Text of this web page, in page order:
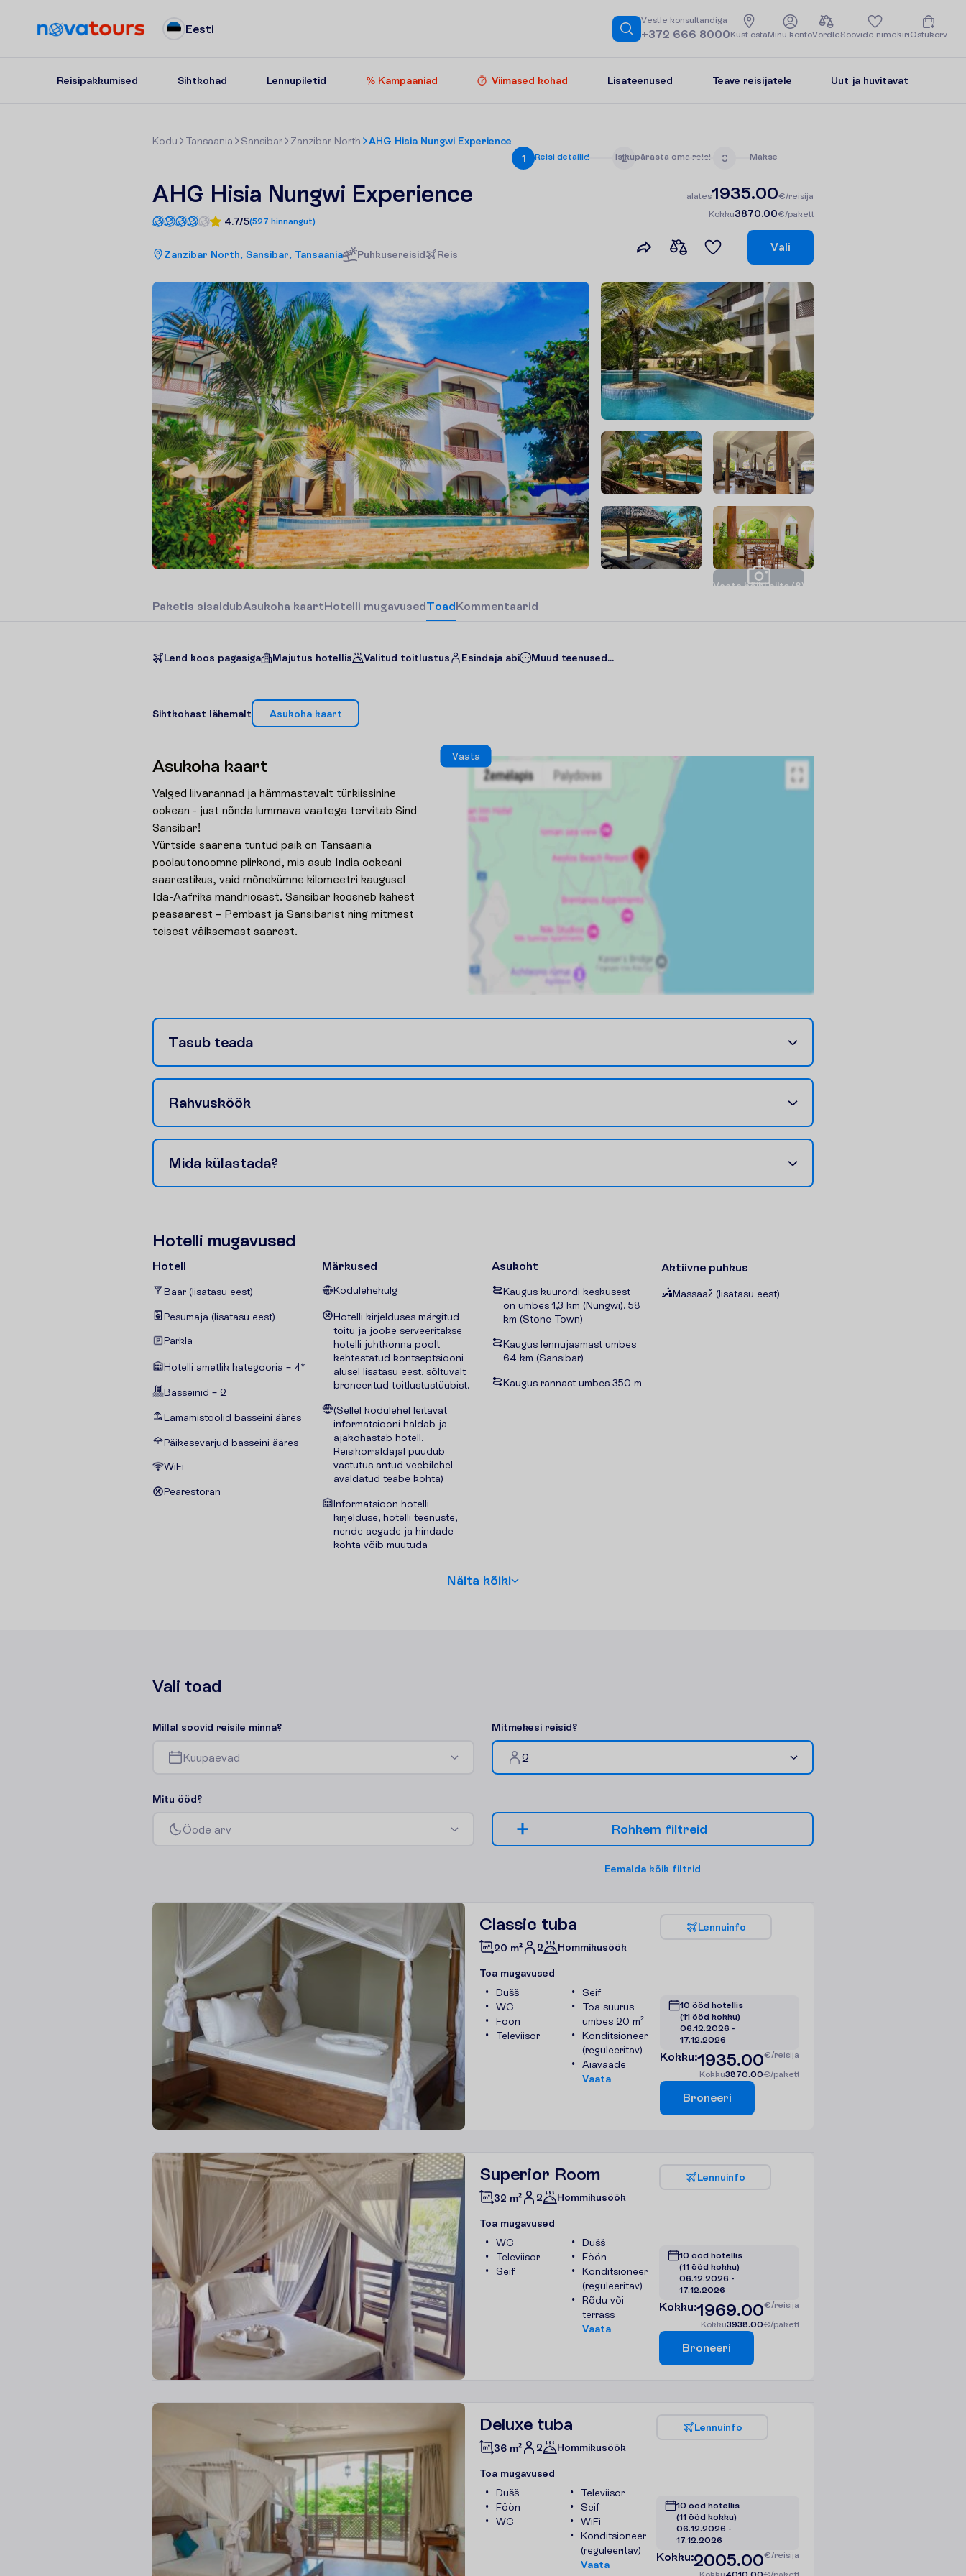
Eesti
Vestle konsultandiga
+372 666 8000Kust ostaMinu kontoVõrdleSoovide nimekiriOstukorv
Reisipakkumised Sihtkohad Lennupiletid % Kampaaniad Viimased kohad Lisateenused Teave reisijatele Uut ja huvitavat
Kodu Tansaania Sansibar Zanzibar North
AHG Hisia Nungwi Experience
1
Reisi detailid 2
Isikupärasta oma reisi 3 Makse
AHG Hisia Nungwi Experience
4.7/5(527 hinnangut)
Zanzibar North, Sansibar, Tansaania Puhkusereisid Reis
alates1935.00€/reisija
Kokku3870.00€/pakett
Vali
Vaata kõiki pilte (8)
Paketis sisaldubAsukoha kaartHotelli mugavusedToadKommentaarid
Lend koos pagasiga Majutus hotellis Valitud toitlustus Esindaja abi Muud teenused...
Sihtkohast lähemalt Asukoha kaart
Asukoha kaart
Valged liivarannad ja hämmastavalt türkiissinine
ookean - just nõnda lummava vaatega tervitab Sind
Sansibar!
Vürtside saarena tuntud paik on Tansaania
poolautonoomne piirkond, mis asub India ookeani
saarestikus, vaid mõnekümne kilomeetri kaugusel
Ida-Aafrika mandriosast. Sansibar koosneb kahest
peasaarest – Pembast ja Sansibarist ning mitmest
teisest väiksemast saarest.
Vaata
Tasub teada
Rahvusköök
Mida külastada?
Hotelli mugavused
Hotell
Baar (lisatasu eest)
Pesumaja (lisatasu eest)
Parkla
Hotelli ametlik kategooria – 4*
Basseinid – 2
Lamamistoolid basseini ääres
Päikesevarjud basseini ääres
WiFi
Pearestoran
Märkused
Kodulehekülg
Hotelli kirjelduses märgitud
toitu ja jooke serveeritakse
hotelli juhtkonna poolt
kehtestatud kontseptsiooni
alusel lisatasu eest, sõltuvalt
broneeritud toitlustustüübist.
(Sellel kodulehel leitavat
informatsiooni haldab ja
ajakohastab hotell.
Reisikorraldajal puudub
vastutus antud veebilehel
avaldatud teabe kohta)
Informatsioon hotelli
kirjelduse, hotelli teenuste,
nende aegade ja hindade
kohta võib muutuda
Asukoht
Kaugus kuurordi keskusest
on umbes 1,3 km (Nungwi), 58
km (Stone Town)
Kaugus lennujaamast umbes
64 km (Sansibar)
Kaugus rannast umbes 350 m
Aktiivne puhkus
Massaaž (lisatasu eest)
Näita kõiki
Vali toad
Millal soovid reisile minna?
Kuupäevad
Mitmekesi reisid?
2
Mitu ööd?
Ööde arv Rohkem filtreid
Eemalda kõik filtrid
Classic tuba
20 m² 2 Hommikusöök
Toa mugavused
Dušš
WC
Föön
Televiisor
Seif
Toa suurus
umbes 20 m²
Konditsioneer
(reguleeritav)
Aiavaade
Vaata
10 ööd hotellis
(11 ööd kokku)
06.12.2026 -
17.12.2026
Kokku:1935.00€/reisija
Kokku3870.00€/pakett
Lennuinfo
Broneeri
Superior Room
32 m² 2 Hommikusöök
Toa mugavused
WC
Televiisor
Seif
Dušš
Föön
Konditsioneer
(reguleeritav)
Rõdu või
terrass
Vaata
10 ööd hotellis
(11 ööd kokku)
06.12.2026 -
17.12.2026
Kokku:1969.00€/reisija
Kokku3938.00€/pakett
Lennuinfo
Broneeri
Deluxe tuba
36 m² 2 Hommikusöök
Toa mugavused
Dušš
Föön
WC
Televiisor
Seif
WiFi
Konditsioneer
(reguleeritav)
Vaata
10 ööd hotellis
(11 ööd kokku)
06.12.2026 -
17.12.2026
Kokku:2005.00€/reisija
Lennuinfo